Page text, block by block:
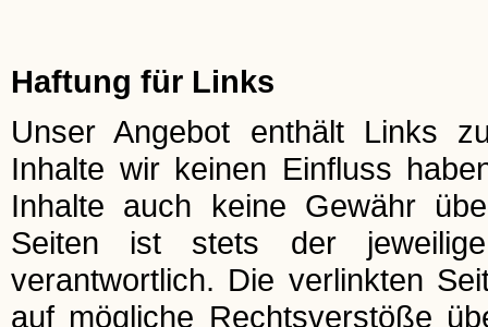
Haftung für Links
Unser Angebot enthält Links
Inhalte wir keinen Einfluss
Inhalte auch keine Gewähr
Seiten ist stets der
verantwortlich. Die verlinkten
auf mögliche Rechtsverstöße